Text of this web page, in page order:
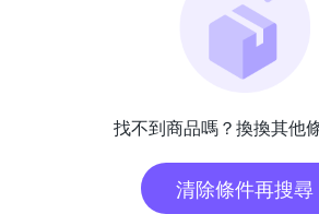
找不到商品嗎？換換其他
清除條件再搜尋